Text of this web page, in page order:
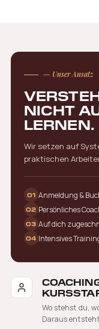
— Unser Ansatz
NICHT
LERNEN.
Wir setzen auf
praktischen
01 Anmeldung &
02 Persönliches
03 Auf dich
04 Intensives
Wo stehst du,
Daraus